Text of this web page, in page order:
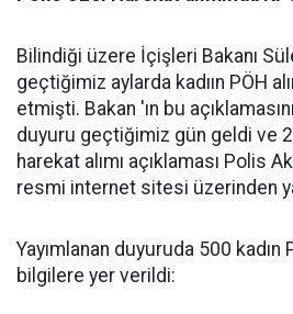
Bilindiği üzere İçişleri Bakanı
geçtiğimiz aylarda kadıın PÖH
etmişti. Bakan 'ın bu
duyuru geçtiğimiz gün geldi ve
harekat alımı açıklaması Polis
resmi internet sitesi üzerinden
Yayımlanan duyuruda 500 kadın
bilgilere yer verildi: